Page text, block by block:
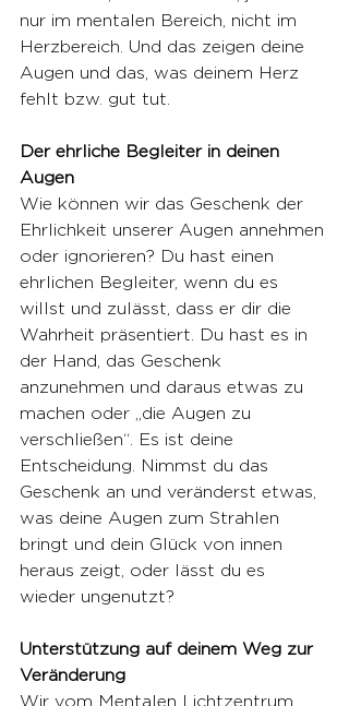
nur im mentalen Bereich, nicht im
Herzbereich. Und das zeigen deine
Augen und das, was deinem Herz
fehlt bzw. gut tut.
Der ehrliche Begleiter in deinen
Augen
Wie können wir das Geschenk der
Ehrlichkeit unserer Augen annehmen
oder ignorieren? Du hast einen
ehrlichen Begleiter, wenn du es
willst und zulässt, dass er dir die
Wahrheit präsentiert. Du hast es in
der Hand, das Geschenk
anzunehmen und daraus etwas zu
machen oder „die Augen zu
verschließen“. Es ist deine
Entscheidung. Nimmst du das
Geschenk an und veränderst etwas,
was deine Augen zum Strahlen
bringt und dein Glück von innen
heraus zeigt, oder lässt du es
wieder ungenutzt?
Unterstützung auf deinem Weg zur
Veränderung
Wir vom Mentalen Lichtzentrum